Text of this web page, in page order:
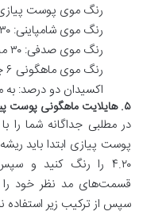
رنگ موی پوست پیازی ۷: ۳۰
رنگ موی شامپاینی: ۳۰ میلی‌متر
رنگ موی صدفی: ۳۰ میلی‌متر
رنگ موی ماهگونی ۶ چهارسانت
اکسیدان دو درصد: به
۵. هایلایت ماهگونی پوست پیازی
در مطلبی جداگانه شما را
۴.۲۰ را رنگ کنید و
سپس از ترکیب زیر استفاده